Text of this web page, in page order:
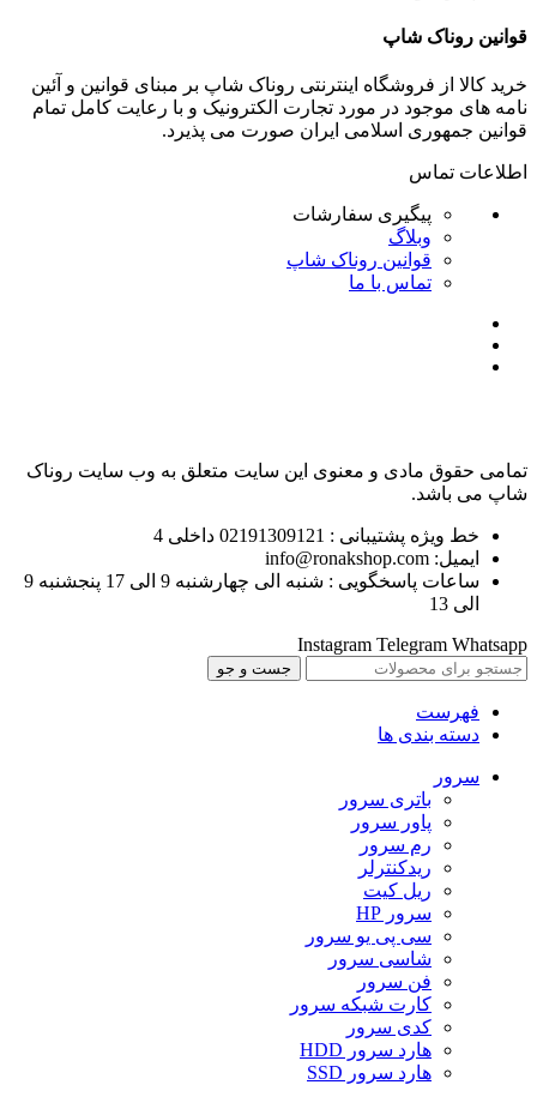
قوانین روناک شاپ
خرید کالا از فروشگاه اینترنتی روناک شاپ بر مبنای قوانین و آئین
نامه های موجود در مورد تجارت الکترونیک و با رعایت کامل تمام
قوانین جمهوری اسلامی ایران صورت می پذیرد.
اطلاعات تماس
پیگیری سفارشات
وبلاگ
قوانین روناک شاپ
تماس با ما
تمامی حقوق مادی و معنوی این سایت متعلق به وب سایت روناک
شاپ می باشد.
خط ویژه پشتیبانی : 02191309121 داخلی 4
ایمیل: info@ronakshop.com
ساعات پاسخگویی : شنبه الی چهارشنبه 9 الی 17 پنجشنبه 9
الی 13
Instagram Telegram Whatsapp
جست و جو
فهرست
دسته بندی ها
سرور
باتری سرور
پاور سرور
رم سرور
ریدکنترلر
ریل کیت
سرور HP
سی پی یو سرور
شاسی سرور
فن سرور
کارت شبکه سرور
کدی سرور
هارد سرور HDD
هارد سرور SSD